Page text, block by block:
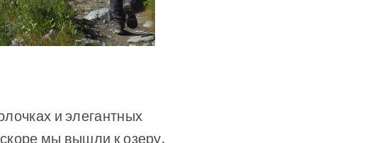
и элегантных
мы вышли к озеру.